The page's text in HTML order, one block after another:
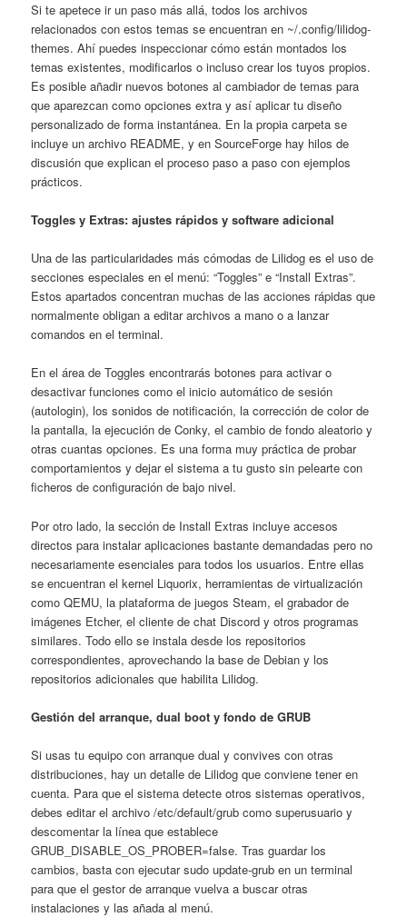
Si te apetece ir un paso más allá, todos los archivos
relacionados con estos temas se encuentran en ~/.config/lilidog-
themes. Ahí puedes inspeccionar cómo están montados los
temas existentes, modificarlos o incluso crear los tuyos propios.
Es posible añadir nuevos botones al cambiador de temas para
que aparezcan como opciones extra y así aplicar tu diseño
personalizado de forma instantánea. En la propia carpeta se
incluye un archivo README, y en SourceForge hay hilos de
discusión que explican el proceso paso a paso con ejemplos
prácticos.
Toggles y Extras: ajustes rápidos y software adicional
Una de las particularidades más cómodas de Lilidog es el uso de
secciones especiales en el menú: “Toggles” e “Install Extras”.
Estos apartados concentran muchas de las acciones rápidas que
normalmente obligan a editar archivos a mano o a lanzar
comandos en el terminal.
En el área de Toggles encontrarás botones para activar o
desactivar funciones como el inicio automático de sesión
(autologin), los sonidos de notificación, la corrección de color de
la pantalla, la ejecución de Conky, el cambio de fondo aleatorio y
otras cuantas opciones. Es una forma muy práctica de probar
comportamientos y dejar el sistema a tu gusto sin pelearte con
ficheros de configuración de bajo nivel.
Por otro lado, la sección de Install Extras incluye accesos
directos para instalar aplicaciones bastante demandadas pero no
necesariamente esenciales para todos los usuarios. Entre ellas
se encuentran el kernel Liquorix, herramientas de virtualización
como QEMU, la plataforma de juegos Steam, el grabador de
imágenes Etcher, el cliente de chat Discord y otros programas
similares. Todo ello se instala desde los repositorios
correspondientes, aprovechando la base de Debian y los
repositorios adicionales que habilita Lilidog.
Gestión del arranque, dual boot y fondo de GRUB
Si usas tu equipo con arranque dual y convives con otras
distribuciones, hay un detalle de Lilidog que conviene tener en
cuenta. Para que el sistema detecte otros sistemas operativos,
debes editar el archivo /etc/default/grub como superusuario y
descomentar la línea que establece
GRUB_DISABLE_OS_PROBER=false. Tras guardar los
cambios, basta con ejecutar sudo update-grub en un terminal
para que el gestor de arranque vuelva a buscar otras
instalaciones y las añada al menú.